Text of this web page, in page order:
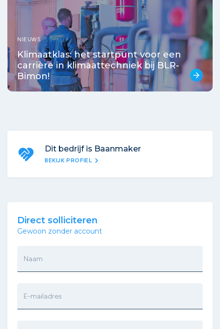
NIEUWS
Klimaatklas: het startpunt voor een
carrière in klimaattechniek bij BLR-
Bimon!
arrow_forward
Dit bedrijf is Baanmaker
BEKIJK PROFIEL chevron_right
Direct solliciteren
Gewoon zonder account
Naam
E-mailadres